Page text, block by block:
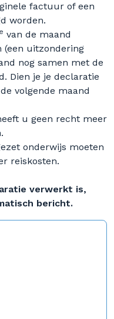
factuur of een
worden.
e van de maand
(een uitzondering
nog samen met de
Dien je je declaratie
volgende maand
u geen recht meer
onderwijs moeten
reiskosten.
verwerkt is,
bericht.